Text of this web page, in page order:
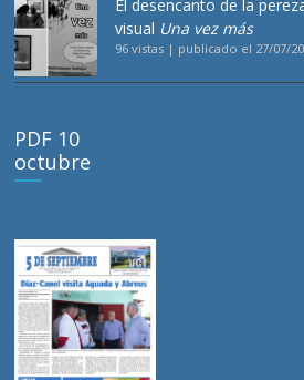
El desencanto de la
visual Una vez más
96 vistas | publicado el 27/07/
PDF 10
octubre